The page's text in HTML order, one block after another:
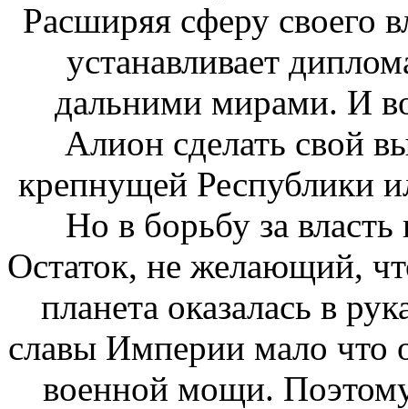
Расширяя сферу своего
устанавливает
дальними мирами. И
Алион сделать свой
крепнущей Республики
Но в борьбу за
Остаток, не желающий,
планета оказалась в
славы Империи мало что
военной мощи.